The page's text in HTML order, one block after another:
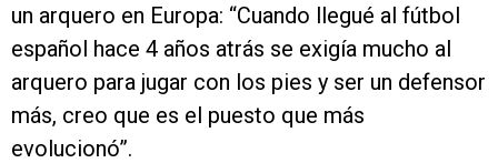
un arquero en Europa: “Cuando llegué al fútbol
español hace 4 años atrás se exigía mucho al
arquero para jugar con los pies y ser un defensor
más, creo que es el puesto que más
evolucionó”.